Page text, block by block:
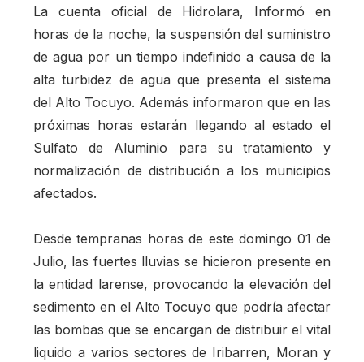
La cuenta oficial de Hidrolara, Informó en
horas de la noche, la suspensión del suministro
de agua por un tiempo indefinido a causa de la
alta turbidez de agua que presenta el sistema
del Alto Tocuyo. Además informaron que en las
próximas horas estarán llegando al estado el
Sulfato de Aluminio para su tratamiento y
normalización de distribución a los municipios
afectados.
Desde tempranas horas de este domingo 01 de
Julio, las fuertes lluvias se hicieron presente en
la entidad larense, provocando la elevación del
sedimento en el Alto Tocuyo que podría afectar
las bombas que se encargan de distribuir el vital
liquido a varios sectores de Iribarren, Moran y